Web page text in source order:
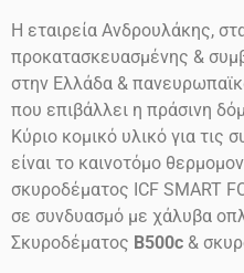
Η εταιρεία Ανδρουλάκης,
προκατασκευασμένης &
στην Ελλάδα &
που επιβάλλει η πράσινη
Κύριο κομικό υλικό για τις
είναι το καινοτόμο
σκυροδέματος ICF SMART
σε συνδυασμό με χάλυβα
Σκυροδέματος B500c &